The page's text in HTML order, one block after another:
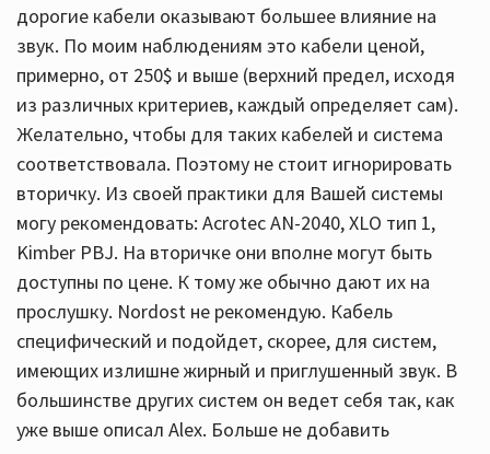
дорогие кабели оказывают большее влияние на
звук. По моим наблюдениям это кабели ценой,
примерно, от 250$ и выше (верхний предел, исходя
из различных критериев, каждый определяет сам).
Желательно, чтобы для таких кабелей и система
соответствовала. Поэтому не стоит игнорировать
вторичку. Из своей практики для Вашей системы
могу рекомендовать: Acrotec AN-2040, XLO тип 1,
Kimber PBJ. На вторичке они вполне могут быть
доступны по цене. К тому же обычно дают их на
прослушку. Nordost не рекомендую. Кабель
специфический и подойдет, скорее, для систем,
имеющих излишне жирный и приглушенный звук. В
большинстве других систем он ведет себя так, как
уже выше описал Alex. Больше не добавить